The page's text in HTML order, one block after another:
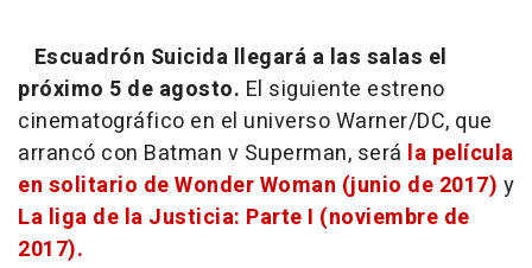
Escuadrón Suicida llegará a las salas el
próximo 5 de agosto. El siguiente estreno
cinematográfico en el universo Warner/DC, que
arrancó con Batman v Superman, será la película
en solitario de Wonder Woman (junio de 2017) y
La liga de la Justicia: Parte I (noviembre de
2017).